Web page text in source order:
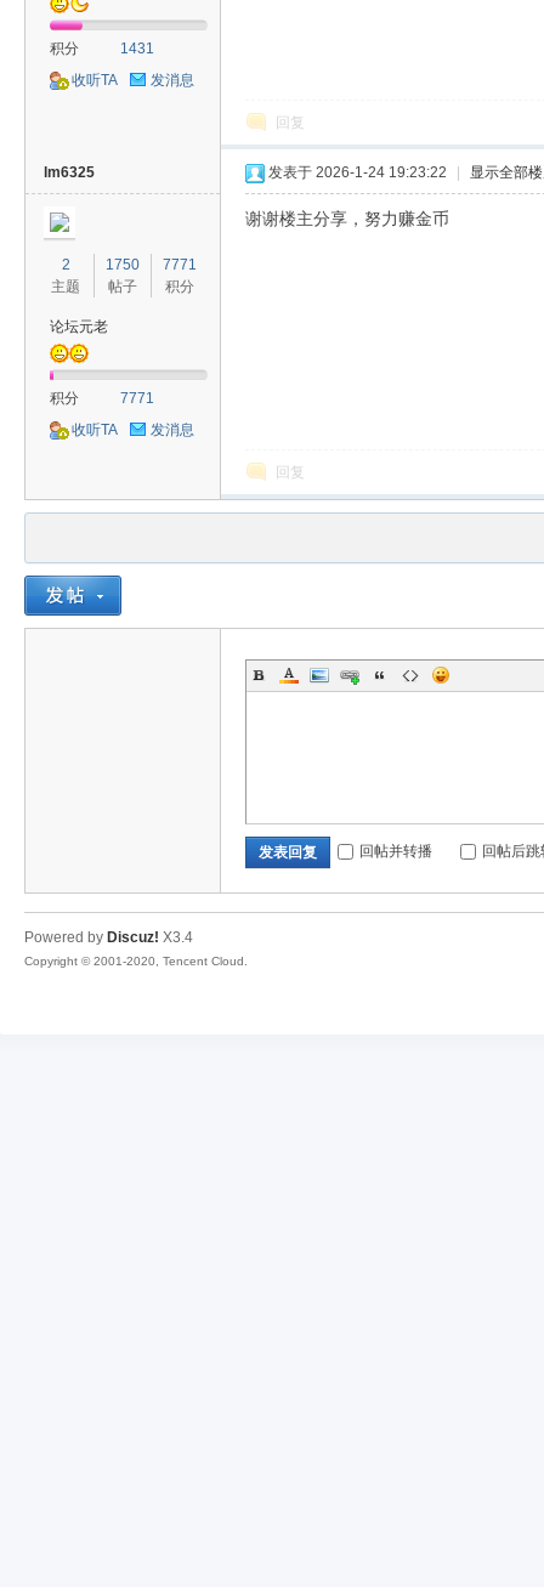
积分
1431
收听TA
发消息
回复
lm6325
2
主题
1750
帖子
7771
积分
论坛元老
积分
7771
收听TA
发消息
发表于 2026-1-24 19:23:22 显示全部
谢谢楼主分享，努力赚金币
回复
发表回复 回帖并转播 回帖后
Powered by Discuz! X3.4
Copyright © 2001-2020, Tencent Cloud.